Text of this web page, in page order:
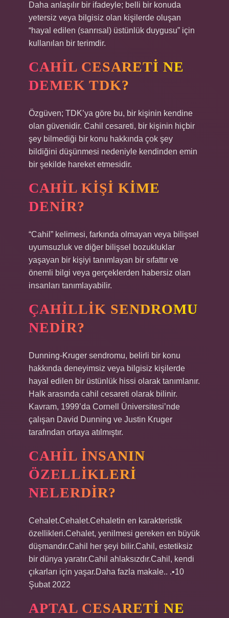
Daha anlaşılır bir ifadeyle; belli bir konuda
yetersiz veya bilgisiz olan kişilerde oluşan
“hayal edilen (sanrısal) üstünlük duygusu” için
kullanılan bir terimdir.
CAHIL CESARETI NE
DEMEK TDK?
Özgüven; TDK’ya göre bu, bir kişinin kendine
olan güvenidir. Cahil cesareti, bir kişinin hiçbir
şey bilmediği bir konu hakkında çok şey
bildiğini düşünmesi nedeniyle kendinden emin
bir şekilde hareket etmesidir.
CAHIL KIŞI KIME
DENIR?
“Cahil” kelimesi, farkında olmayan veya bilişsel
uyumsuzluk ve diğer bilişsel bozukluklar
yaşayan bir kişiyi tanımlayan bir sıfattır ve
önemli bilgi veya gerçeklerden habersiz olan
insanları tanımlayabilir.
ÇAHILLIK SENDROMU
NEDIR?
Dunning-Kruger sendromu, belirli bir konu
hakkında deneyimsiz veya bilgisiz kişilerde
hayal edilen bir üstünlük hissi olarak tanımlanır.
Halk arasında cahil cesareti olarak bilinir.
Kavram, 1999’da Cornell Üniversitesi’nde
çalışan David Dunning ve Justin Kruger
tarafından ortaya atılmıştır.
CAHIL INSANIN
ÖZELLIKLERI
NELERDIR?
Cehalet.Cehalet.Cehaletin en karakteristik
özellikleri.Cehalet, yenilmesi gereken en büyük
düşmandır.Cahil her şeyi bilir.Cahil, estetiksiz
bir dünya yaratır.Cahil ahlaksızdır.Cahil, kendi
çıkarları için yaşar.Daha fazla makale.. .•10
Şubat 2022
APTAL CESARETI NE